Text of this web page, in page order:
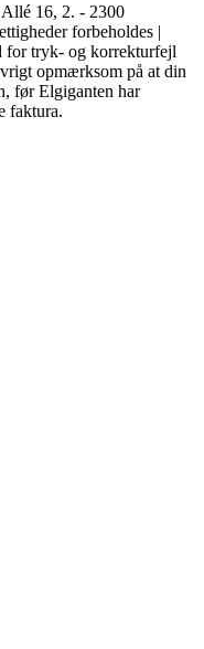
16, 2. - 2300
forbeholdes |
for tryk- og korrekturfejl
opmærksom på at din
før Elgiganten har
faktura.